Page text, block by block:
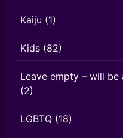
Kaiju (1)
Kids (82)
Leave empty – will
(2)
LGBTQ (18)